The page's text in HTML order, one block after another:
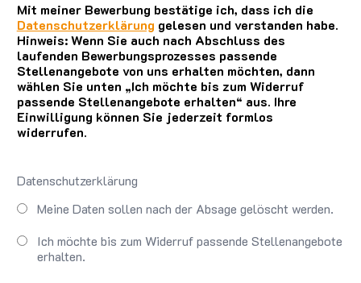
Mit meiner Bewerbung bestätige ich, dass ich die
Datenschutzerklärung gelesen und verstanden habe.
Hinweis: Wenn Sie auch nach Abschluss des
laufenden Bewerbungsprozesses passende
Stellenangebote von uns erhalten möchten, dann
wählen Sie unten „Ich möchte bis zum Widerruf
passende Stellenangebote erhalten“ aus. Ihre
Einwilligung können Sie jederzeit formlos
widerrufen.
Datenschutzerklärung
Meine Daten sollen nach der Absage gelöscht werden.
Ich möchte bis zum Widerruf passende Stellenangebote
erhalten.